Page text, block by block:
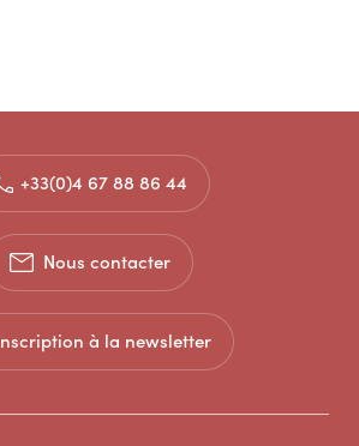
+33(0)4 67 88 86 44
Nous contacter
à la newsletter